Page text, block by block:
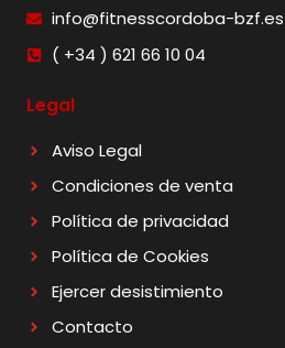
info@fitnesscordoba-bzf.es
( +34 ) 621 66 10 04
Legal
Aviso Legal
Condiciones de venta
Política de privacidad
Política de Cookies
Ejercer desistimiento
Contacto